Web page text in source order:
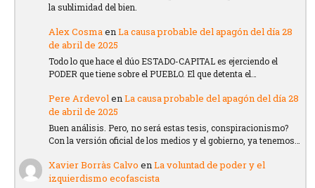
la sublimidad del bien.
Alex CosmaenLa causa probable del apagón del día 28
de abril de 2025
Todo lo que hace el dúo ESTADO-CAPITAL es ejerciendo el
PODER que tiene sobre el PUEBLO. El que detenta el…
Pere ArdevolenLa causa probable del apagón del día 28
de abril de 2025
Buen análisis. Pero, no será estas tesis, conspiracionismo?
Con la versión oficial de los medios y el gobierno, ya tenemos…
Xavier Borràs Calvo enLa voluntad de poder y el
izquierdismo ecofascista